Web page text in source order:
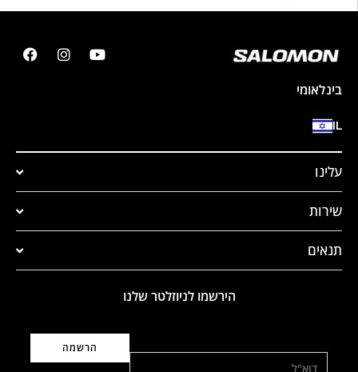
בינלאומי
IL
עלינו
שירות
תנאים
הירשמו לניוזלטר שלנו